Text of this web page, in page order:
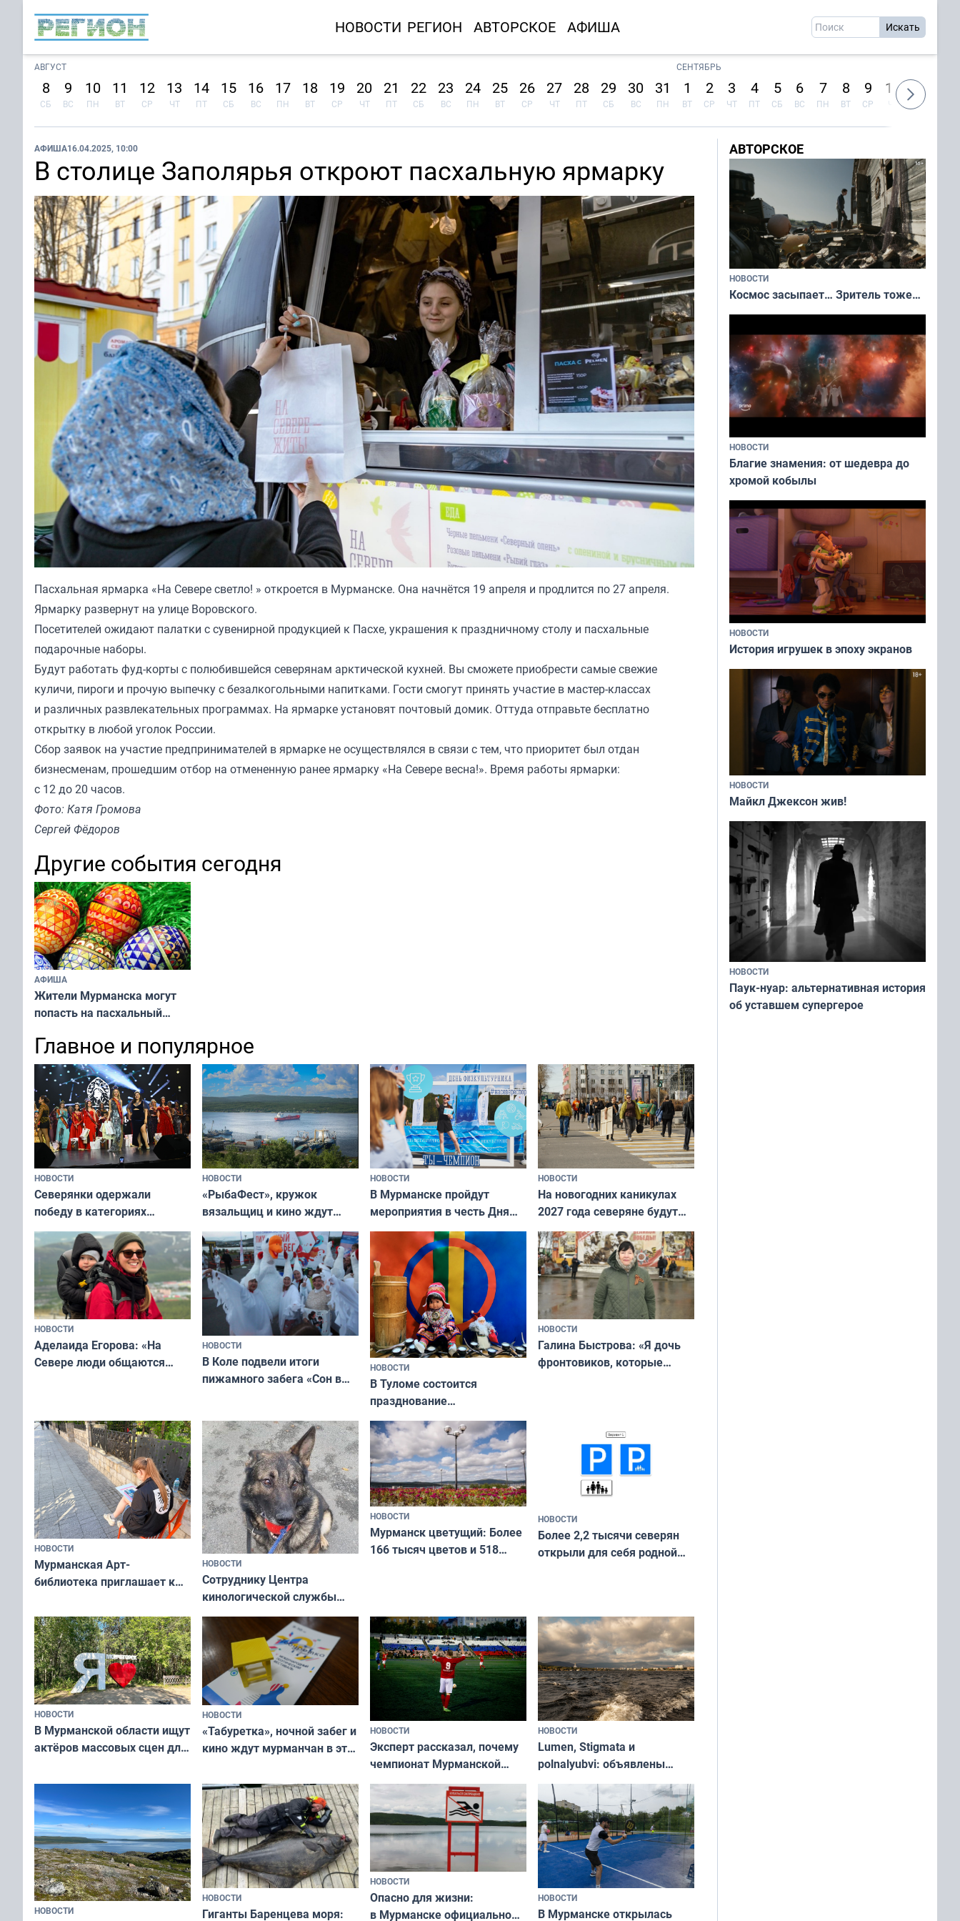
НОВОСТИ РЕГИОН АВТОРСКОЕ АФИША
АВГУСТ
8
СБ
9
ВС
10
ПН
11
ВТ
12
СР
13
ЧТ
14
ПТ
15
СБ
16
ВС
17
ПН
18
ВТ
19
СР
20
ЧТ
21
ПТ
22
СБ
23
ВС
24
ПН
25
ВТ
26
СР
27
ЧТ
28
ПТ
29
СБ
30
ВС
31
ПН
СЕНТЯБРЬ
1
ВТ
2
СР
3
ЧТ
4
ПТ
5
СБ
6
ВС
7
ПН
8
ВТ
9
СР
10
ЧТ
11
ПТ
АФИША16.04.2025, 10:00
В столице Заполярья откроют пасхальную ярмарку
Пасхальная ярмарка «На Севере светло! » откроется в Мурманске. Она начнётся 19 апреля и продлится по 27 апреля.
Ярмарку развернут на улице Воровского.
Посетителей ожидают палатки с сувенирной продукцией к Пасхе, украшения к праздничному столу и пасхальные
подарочные наборы.
Будут работать фуд-корты с полюбившейся северянам арктической кухней. Вы сможете приобрести самые свежие
куличи, пироги и прочую выпечку с безалкогольными напитками. Гости смогут принять участие в мастер-классах
и различных развлекательных программах. На ярмарке установят почтовый домик. Оттуда отправьте бесплатно
открытку в любой уголок России.
Сбор заявок на участие предпринимателей в ярмарке не осуществлялся в связи с тем, что приоритет был отдан
бизнесменам, прошедшим отбор на отмененную ранее ярмарку «На Севере весна!». Время работы ярмарки:
с 12 до 20 часов.
Фото: Катя Громова
Сергей Фёдоров
Другие события сегодня
АФИША
Жители Мурманска могут
попасть на пасхальный
Главное и популярное
НОВОСТИ
Северянки одержали
победу в категориях
всероссийского конкурса
«Мисс и Миссис Великая
Русь»
НОВОСТИ
«РыбаФест», кружок
вязальщиц и кино ждут
мурманчан в эти выходные
НОВОСТИ
В Мурманске пройдут
мероприятия в честь Дня
физкультурника
НОВОСТИ
На новогодних каникулах
2027 года северяне будут
отдыхать 11 дней
НОВОСТИ
Аделаида Егорова: «На
Севере люди общаются
НОВОСТИ
В Коле подвели итоги
пижамного забега «Сон в
НОВОСТИ
В Туломе состоится
празднование
Международного дня
коренных народов мира
НОВОСТИ
Галина Быстрова: «Я дочь
фронтовиков, которые
НОВОСТИ
Мурманская Арт-
библиотека приглашает к
и фотографов
НОВОСТИ
Сотруднику Центра
кинологической службы
ищут новый дом
НОВОСТИ
Мурманск цветущий: Более
166 тысяч цветов и 518
НОВОСТИ
Более 2,2 тысячи северян
открыли для себя родной
НОВОСТИ
В Мурманской области ищут
актёров массовых сцен для
короткометражном фильме
НОВОСТИ
«Табуретка», ночной забег и
кино ждут мурманчан в эти
НОВОСТИ
Эксперт рассказал, почему
чемпионат Мурманской
области по футболу остался
незамеченным
НОВОСТИ
Lumen, Stigmata и
polnalyubvi: объявлены
хедлайнеры фестиваля
«Имандра» в 2026 года
НОВОСТИ
НОВОСТИ
Гиганты Баренцева моря:
НОВОСТИ
Опасно для жизни:
в Мурманске официально
НОВОСТИ
В Мурманске открылась
АВТОРСКОЕ
НОВОСТИ
Космос засыпает… Зритель тоже…
НОВОСТИ
Благие знамения: от шедевра до
хромой кобылы
НОВОСТИ
История игрушек в эпоху экранов
НОВОСТИ
Майкл Джексон жив!
НОВОСТИ
Паук-нуар: альтернативная история
об уставшем супергерое